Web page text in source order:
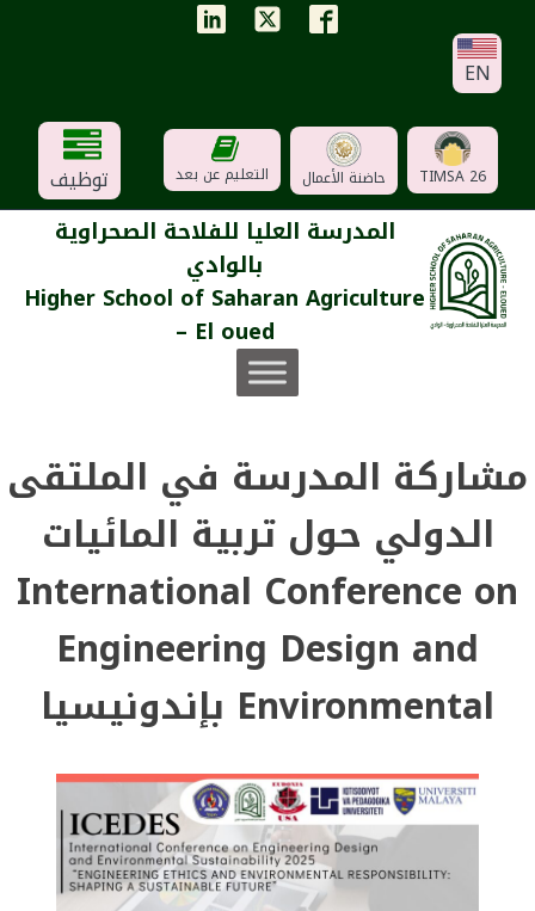
EN
TIMSA 26 حاضنة الأعمال التعليم عن بعد توظيف
المدرسة العليا للفلاحة الصحراوية
بالوادي
Higher School of Saharan Agriculture
– El oued
مشاركة المدرسة في الملتقى
الدولي حول تربية المائيات
International Conference on
Engineering Design and
Environmental بإندونيسيا